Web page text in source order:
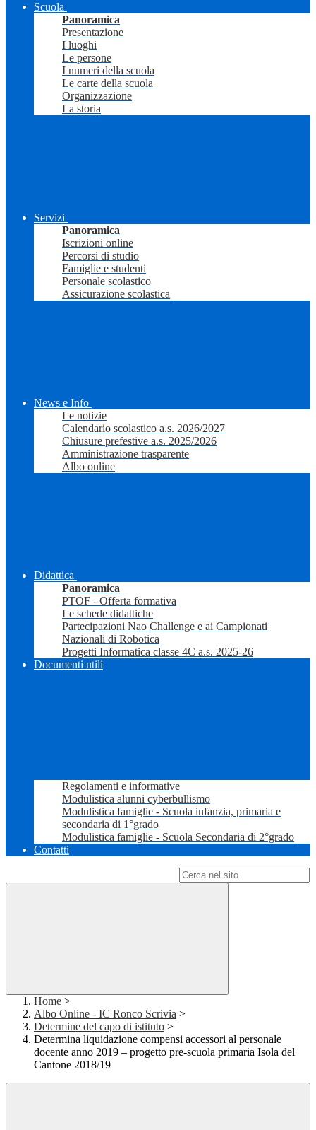
Scuola
Panoramica
Presentazione
I luoghi
Le persone
I numeri della scuola
Le carte della scuola
Organizzazione
La storia
Servizi
Panoramica
Iscrizioni online
Percorsi di studio
Famiglie e studenti
Personale scolastico
Assicurazione scolastica
News e Info
Le notizie
Calendario scolastico a.s. 2026/2027
Chiusure prefestive a.s. 2025/2026
Amministrazione trasparente
Albo online
Didattica
Panoramica
PTOF - Offerta formativa
Le schede didattiche
Partecipazioni Nao Challenge e ai Campionati
Nazionali di Robotica
Progetti Informatica classe 4C a.s. 2025-26
Documenti utili
Regolamenti e informative
Modulistica alunni cyberbullismo
Modulistica famiglie - Scuola infanzia, primaria e
secondaria di 1°grado
Modulistica famiglie - Scuola Secondaria di 2°grado
Contatti
Home >
Albo Online - IC Ronco Scrivia >
Determine del capo di istituto >
Determina liquidazione compensi accessori al personale
docente anno 2019 – progetto pre-scuola primaria Isola del
Cantone 2018/19